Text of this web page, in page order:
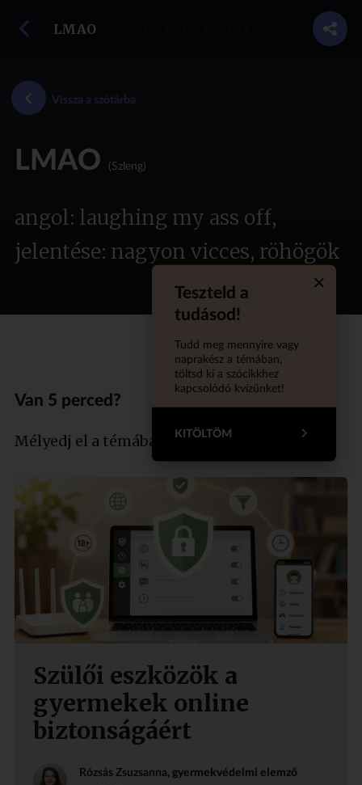
LMAO
Vissza a szótárba
LMAO (Szleng)
angol: laughing my ass off,
jelentése: nagyon vicces, röhögök
Teszteld a
tudásod!
Tudd meg mennyire vagy
naprakész a témában,
töltsd ki a szócikkhez
kapcsolódó kvízünket!
KITÖLTÖM
Van 5 perced?
Mélyedj el a témában szakértőnkkel!
Szülői eszközök a
gyermekek online
biztonságáért
Rózsás Zsuzsanna, gyermekvédelmi elemző